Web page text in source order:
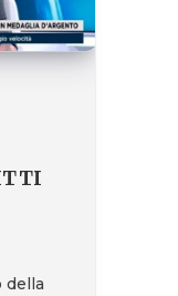
della